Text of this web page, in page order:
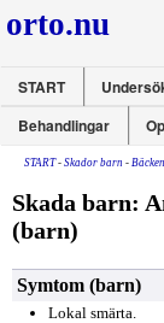
orto.nu
START
Behandlingar
START- Skador barn -
Skada barn:
(barn)
Symtom (barn)
Lokal smärta.